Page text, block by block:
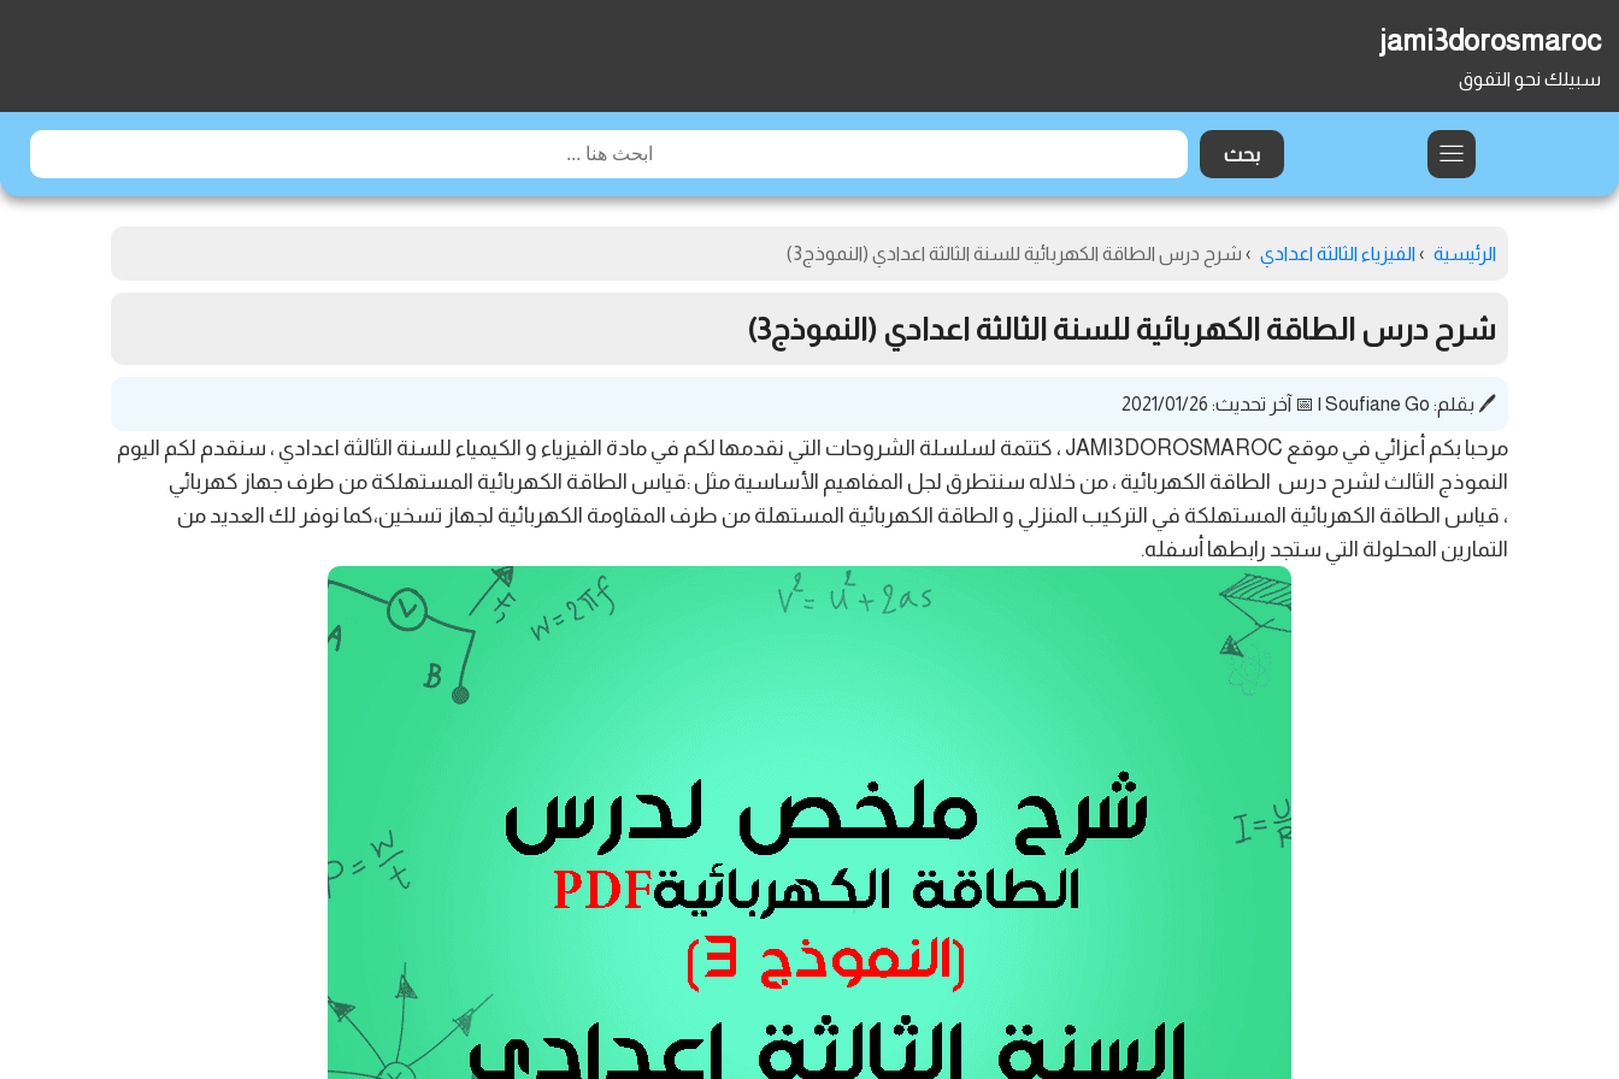
jami3dorosmaroc
سبيلك نحو التفوق
الرئيسية › الفيزياء الثالثة اعدادي › شرح درس الطاقة الكهربائية للسنة الثالثة اعدادي (النموذج3)
شرح درس الطاقة الكهربائية للسنة الثالثة اعدادي (النموذج3)
🖊️ بقلم: Soufiane Go
| 📅 آخر تحديث: 2021/01/26
مرحبا بكم أعزائي في موقع JAMI3DOROSMAROC ، كتتمة لسلسلة الشروحات التي نقدمها لكم في مادة الفيزياء و الكيمياء للسنة الثالثة اعدادي ، سنقدم لكم اليوم
النموذج الثالث لشرح درس الطاقة الكهربائية ، من خلاله سنتطرق لجل المفاهيم الأساسية مثل :قياس الطاقة الكهربائية المستهلكة من طرف جهاز كهربائي
، قياس الطاقة الكهربائية المستهلكة في التركيب المنزلي و الطاقة الكهربائية المستهلة من طرف المقاومة الكهربائية لجهاز تسخين،كما نوفر لك العديد من
التمارين المحلولة التي ستجد رابطها أسفله.